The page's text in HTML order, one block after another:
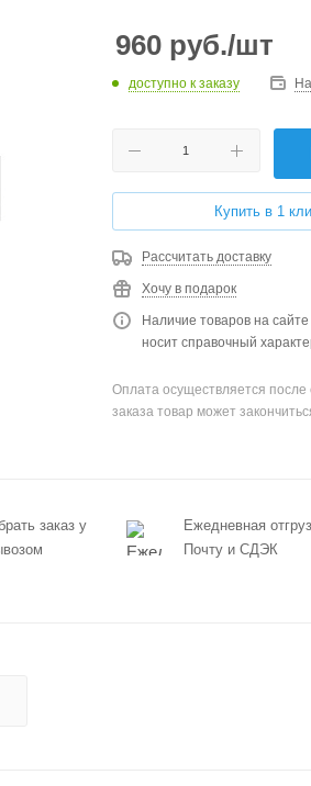
960 руб./шт
доступно к заказу
Купить в 1
Рассчитать доставку
Хочу в подарок
Наличие товаров на сайте
носит справочный
Оплата осуществляется
заказа товар может
заказ у
Ежедневная
Почту и СДЭК